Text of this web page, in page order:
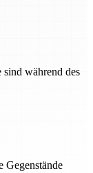
sind während des
Gegenstände